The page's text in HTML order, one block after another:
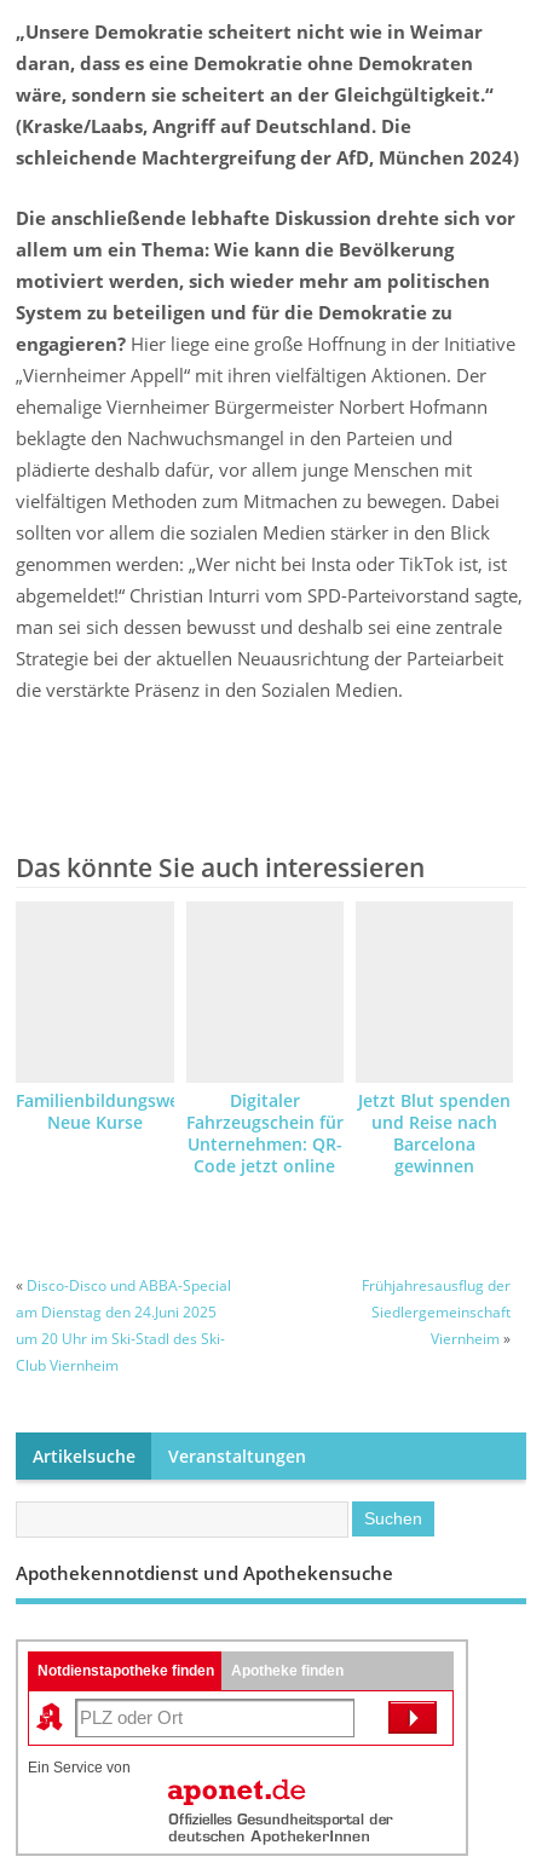
„Unsere Demokratie scheitert nicht wie in Weimar
daran, dass es eine Demokratie ohne Demokraten
wäre, sondern sie scheitert an der Gleichgültigkeit.“
(Kraske/Laabs, Angriff auf Deutschland. Die
schleichende Machtergreifung der AfD, München 2024)
Die anschließende lebhafte Diskussion drehte sich vor
allem um ein Thema: Wie kann die Bevölkerung
motiviert werden, sich wieder mehr am politischen
System zu beteiligen und für die Demokratie zu
engagieren? Hier liege eine große Hoffnung in der Initiative
„Viernheimer Appell“ mit ihren vielfältigen Aktionen. Der
ehemalige Viernheimer Bürgermeister Norbert Hofmann
beklagte den Nachwuchsmangel in den Parteien und
plädierte deshalb dafür, vor allem junge Menschen mit
vielfältigen Methoden zum Mitmachen zu bewegen. Dabei
sollten vor allem die sozialen Medien stärker in den Blick
genommen werden: „Wer nicht bei Insta oder TikTok ist, ist
abgemeldet!“ Christian Inturri vom SPD-Parteivorstand sagte,
man sei sich dessen bewusst und deshalb sei eine zentrale
Strategie bei der aktuellen Neuausrichtung der Parteiarbeit
die verstärkte Präsenz in den Sozialen Medien.
Das könnte Sie auch interessieren
Familienbildungswerk:
Neue Kurse
Digitaler
Fahrzeugschein für
Unternehmen: QR-
Code jetzt online
Jetzt Blut spenden
und Reise nach
Barcelona
gewinnen
« Disco-Disco und ABBA-Special
am Dienstag den 24.Juni 2025
um 20 Uhr im Ski-Stadl des Ski-
Club Viernheim
Frühjahresausflug der
Siedlergemeinschaft
Viernheim»
Artikelsuche Veranstaltungen
Apothekennotdienst und Apothekensuche
Notdienstapotheke finden Apotheke finden
Ein Service von